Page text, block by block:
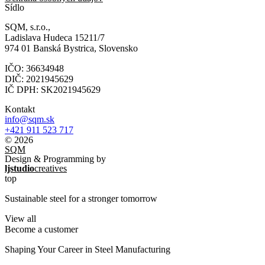
Sídlo
SQM, s.r.o.,
Ladislava Hudeca 15211/7
974 01 Banská Bystrica, Slovensko
IČO: 36634948
DIČ: 2021945629
IČ DPH: SK2021945629
Kontakt
info@sqm.sk
+421 911 523 717
© 2026
SQM
Design & Programming by
ljstudiocreatives
top
Sustainable steel for a stronger tomorrow
View all
Become a customer
Shaping Your Career in Steel Manufacturing